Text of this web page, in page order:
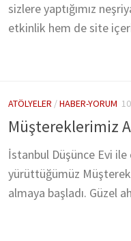
sizlere yaptığımız
etkinlik hem de site
ATÖLYELER /HABER-YORUM
Müştereklerimiz
İstanbul Düşünce Evi
yürüttüğümüz
almaya başladı. Güzel